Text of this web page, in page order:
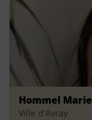
Hommel Marie
Ville d'Avray